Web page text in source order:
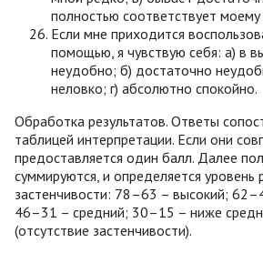
полностью соответствует моему
Если мне приходится
помощью, я чувствую себя: а) в
неудобно; б) достаточно
неловко; г) абсолютно спокойно.
Обработка результатов. Ответы
таблицей интерпретации. Если они
предоставляется один балл. Далее
суммируются, и определяется уровень
застенчивости: 78–63 – высокий;
46–31 – средний; 30–15 – ниже
(отсутствие застенчивости).